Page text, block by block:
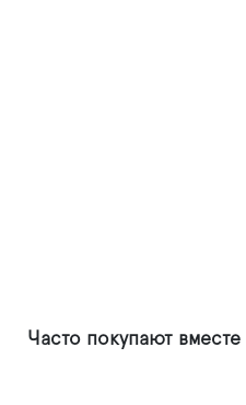
Часто покупают вместе